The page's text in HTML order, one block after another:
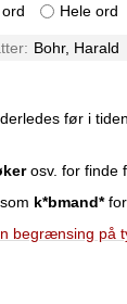
Hele ord
Bohr, Harald
før i
osv. for finde
k*bmand*for
begrænsing på